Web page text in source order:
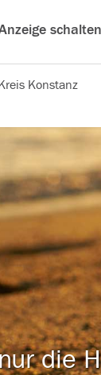
schalten
Konstanz
die